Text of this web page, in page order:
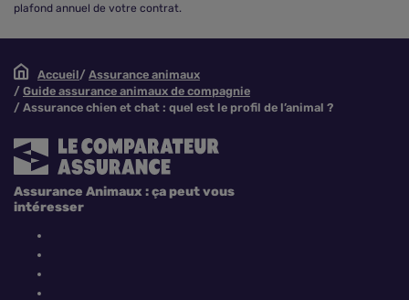
plafond annuel de votre contrat.
Accueil
Assurance animaux
Guide assurance animaux de compagnie
Assurance chien et chat : quel est le profil de l’animal ?
Assurance Animaux : ça peut vous
intéresser